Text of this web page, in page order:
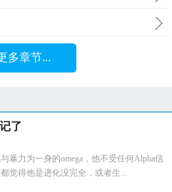
多章节...
了
暴力为一身的omega，他不受任何Alpha信
觉得他是进化没完全，或者生...